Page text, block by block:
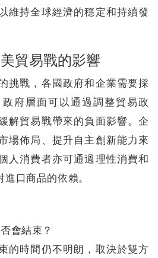
維持全球經濟的穩定和持續發
貿易戰的影響
挑戰，各國政府和企業需要採
府層面可以通過調整貿易政
解貿易戰帶來的負面影響。企
場佈局、提升自主創新能力來
人消費者亦可通過理性消費和
口商品的依賴。
會結束？
的時間仍不明朗，取決於雙方